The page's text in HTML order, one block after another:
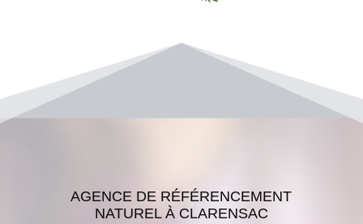
AGENCE DE RÉFÉRENCEMENT
NATUREL À CLARENSAC